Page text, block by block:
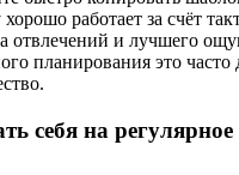
работает за счёт
отвлечений и лучшего
планирования это часто
себя на регулярное